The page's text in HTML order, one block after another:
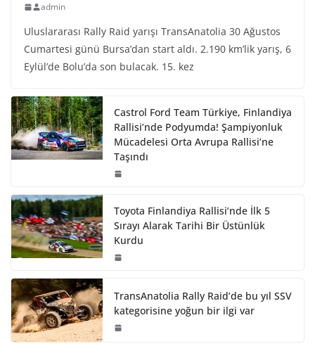
admin
Uluslararası Rally Raid yarışı TransAnatolia 30 Ağustos
Cumartesi günü Bursa’dan start aldı. 2.190 km’lik yarış, 6
Eylül’de Bolu’da son bulacak. 15. kez
Castrol Ford Team Türkiye, Finlandiya
Rallisi’nde Podyumda! Şampiyonluk
Mücadelesi Orta Avrupa Rallisi’ne
Taşındı
Toyota Finlandiya Rallisi’nde İlk 5
Sırayı Alarak Tarihi Bir Üstünlük
Kurdu
TransAnatolia Rally Raid’de bu yıl SSV
kategorisine yoğun bir ilgi var